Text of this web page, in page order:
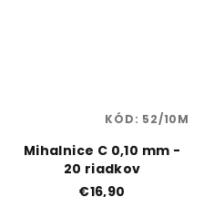
Mihalnice C 0,10 mm -
20 riadkov
€16,90
KÓD: 52/10M